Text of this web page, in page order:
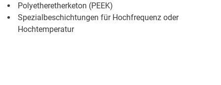
Polyetheretherketon (PEEK)
Spezialbeschichtungen für Hochfrequenz oder
Hochtemperatur